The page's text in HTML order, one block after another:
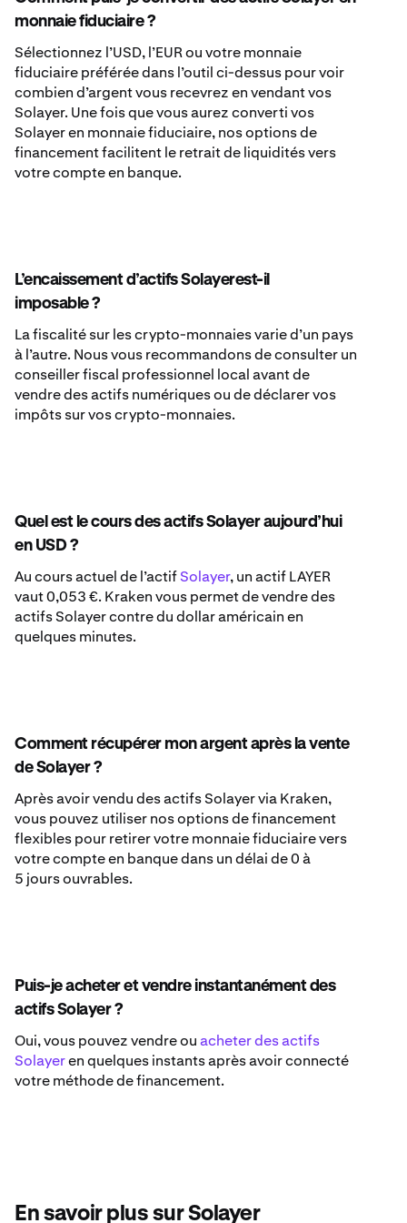
monnaie fiduciaire ?
Sélectionnez l’USD, l’EUR ou votre monnaie
fiduciaire préférée dans l’outil ci-dessus pour voir
combien d’argent vous recevrez en vendant vos
Solayer. Une fois que vous aurez converti vos
Solayer en monnaie fiduciaire, nos options de
financement facilitent le retrait de liquidités vers
votre compte en banque.
L’encaissement d’actifs Solayerest-il
imposable ?
La fiscalité sur les crypto-monnaies varie d’un pays
à l’autre. Nous vous recommandons de consulter un
conseiller fiscal professionnel local avant de
vendre des actifs numériques ou de déclarer vos
impôts sur vos crypto-monnaies.
Quel est le cours des actifs Solayer aujourd’hui
en USD ?
Au cours actuel de l’actifSolayer, un actif LAYER
vaut 0,053 €. Kraken vous permet de vendre des
actifs Solayer contre du dollar américain en
quelques minutes.
Comment récupérer mon argent après la vente
de Solayer ?
Après avoir vendu des actifs Solayer via Kraken,
vous pouvez utiliser nos options de financement
flexibles pour retirer votre monnaie fiduciaire vers
votre compte en banque dans un délai de 0 à
5 jours ouvrables.
Puis-je acheter et vendre instantanément des
actifs Solayer ?
Oui, vous pouvez vendre ouacheter des actifs
Solayeren quelques instants après avoir connecté
votre méthode de financement.
En savoir plus sur Solayer